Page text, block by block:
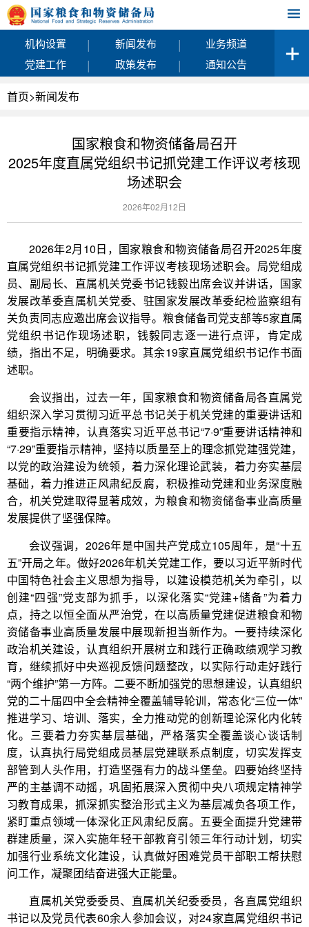
机构设置 | 新闻发布 |
业务频道
党建工作
| 政策发布 | 通知公告
首页>新闻发布
国家粮食和物资储备局召开
2025年度直属党组织书记抓党建工作评议考核现
场述职会
2026年02月12日
2026年2月10日，国家粮食和物资储备局召开2025年度
直属党组织书记抓党建工作评议考核现场述职会。局党组成
员、副局长、直属机关党委书记钱毅出席会议并讲话，国家
发展改革委直属机关党委、驻国家发展改革委纪检监察组有
关负责同志应邀出席会议指导。粮食储备司党支部等5家直属
党组织书记作现场述职，钱毅同志逐一进行点评，肯定成
绩，指出不足，明确要求。其余19家直属党组织书记作书面
述职。
会议指出，过去一年，国家粮食和物资储备局各直属党
组织深入学习贯彻习近平总书记关于机关党建的重要讲话和
重要指示精神，认真落实习近平总书记“7·9”重要讲话精神和
“7·29”重要指示精神，坚持以质量至上的理念抓党建强党建，
以党的政治建设为统领，着力深化理论武装，着力夯实基层
基础，着力推进正风肃纪反腐，积极推动党建和业务深度融
合，机关党建取得显著成效，为粮食和物资储备事业高质量
发展提供了坚强保障。
会议强调，2026年是中国共产党成立105周年，是“十五
五”开局之年。做好2026年机关党建工作，要以习近平新时代
中国特色社会主义思想为指导，以建设模范机关为牵引，以
创建“四强”党支部为抓手，以深化落实“党建+储备”为着力
点，持之以恒全面从严治党，在以高质量党建促进粮食和物
资储备事业高质量发展中展现新担当新作为。一要持续深化
政治机关建设，认真组织开展树立和践行正确政绩观学习教
育，继续抓好中央巡视反馈问题整改，以实际行动走好践行
“两个维护”第一方阵。二要不断加强党的思想建设，认真组织
党的二十届四中全会精神全覆盖辅导轮训，常态化“三位一体”
推进学习、培训、落实，全力推动党的创新理论深化内化转
化。三要着力夯实基层基础，严格落实全覆盖谈心谈话制
度，认真执行局党组成员基层党建联系点制度，切实发挥支
部管到人头作用，打造坚强有力的战斗堡垒。四要始终坚持
严的主基调不动摇，巩固拓展深入贯彻中央八项规定精神学
习教育成果，抓深抓实整治形式主义为基层减负各项工作，
紧盯重点领域一体深化正风肃纪反腐。五要全面提升党建带
群建质量，深入实施年轻干部教育引领三年行动计划，切实
加强行业系统文化建设，认真做好困难党员干部职工帮扶慰
问工作，凝聚团结奋进强大正能量。
直属机关党委委员、直属机关纪委委员，各直属党组织
书记以及党员代表60余人参加会议，对24家直属党组织书记